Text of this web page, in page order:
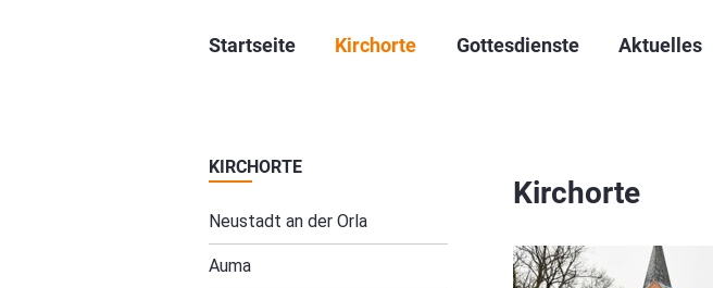
Navigation
Startseite Kirchorte Gottesdienste Aktuelles
Kirchorte
KIRCHORTE
Navigation
Neustadt an der Orla
Auma